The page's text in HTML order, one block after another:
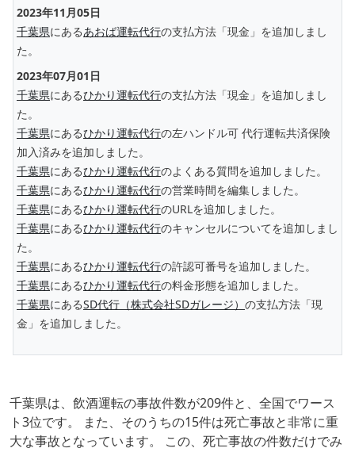
2023年11月05日
千葉県にあるあおば運転代行の支払方法「現金」を追加しまし
た。
2023年07月01日
千葉県にあるひかり運転代行の支払方法「現金」を追加しまし
た。
千葉県にあるひかり運転代行の左ハンドル可 代行運転共済保険
加入済みを追加しました。
千葉県にあるひかり運転代行のよくある質問を追加しました。
千葉県にあるひかり運転代行の営業時間を編集しました。
千葉県にあるひかり運転代行のURLを追加しました。
千葉県にあるひかり運転代行のキャンセルについてを追加しまし
た。
千葉県にあるひかり運転代行の許認可番号を追加しました。
千葉県にあるひかり運転代行の料金形態を追加しました。
千葉県にあるSD代行（株式会社SDガレージ） の支払方法「現
金」を追加しました。
千葉県は、飲酒運転の事故件数が209件と、全国でワース
ト3位です。 また、そのうちの15件は死亡事故と非常に重
大な事故となっています。 この、死亡事故の件数だけでみ